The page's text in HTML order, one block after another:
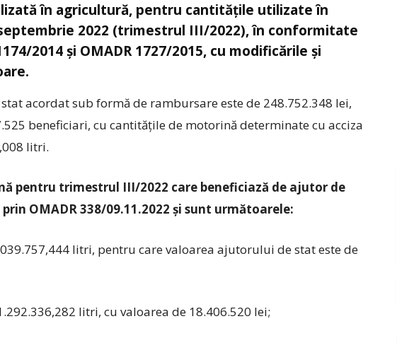
în agricultură, pentru cantitățile utilizate în
2022 (trimestrul III/2022), în conformitate
2014 și OMADR 1727/2015, cu modificările şi
acordat sub formă de rambursare este de 248.752.348 lei,
beneficiari, cu cantitățile de motorină determinate cu acciza
litri.
pentru trimestrul III/2022 care beneficiază de ajutor de
OMADR 338/09.11.2022 și sunt următoarele:
litri, pentru care valoarea ajutorului de stat este de
litri, cu valoarea de 18.406.520 lei;